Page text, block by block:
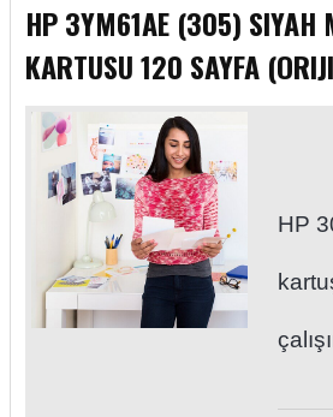
HP 3YM61AE (305) SIYAH
KARTUSU 120 SAYFA
HP